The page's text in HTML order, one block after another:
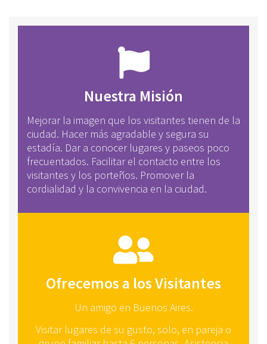
Nuestra Misión
Mejorar la imagen que los visitantes tienen de la
ciudad. Hacer más agradable y segura su
estadía. Dar a conocer lugares y paseos poco
frecuentados. Facilitar el contacto entre los
visitantes y los porteños. Promover la
cordialidad y la convivencia en la ciudad.
Ofrecemos a los Visitantes
Un amigo en Buenos Aires.
Visitar lugares de su gusto, solo, en pareja o